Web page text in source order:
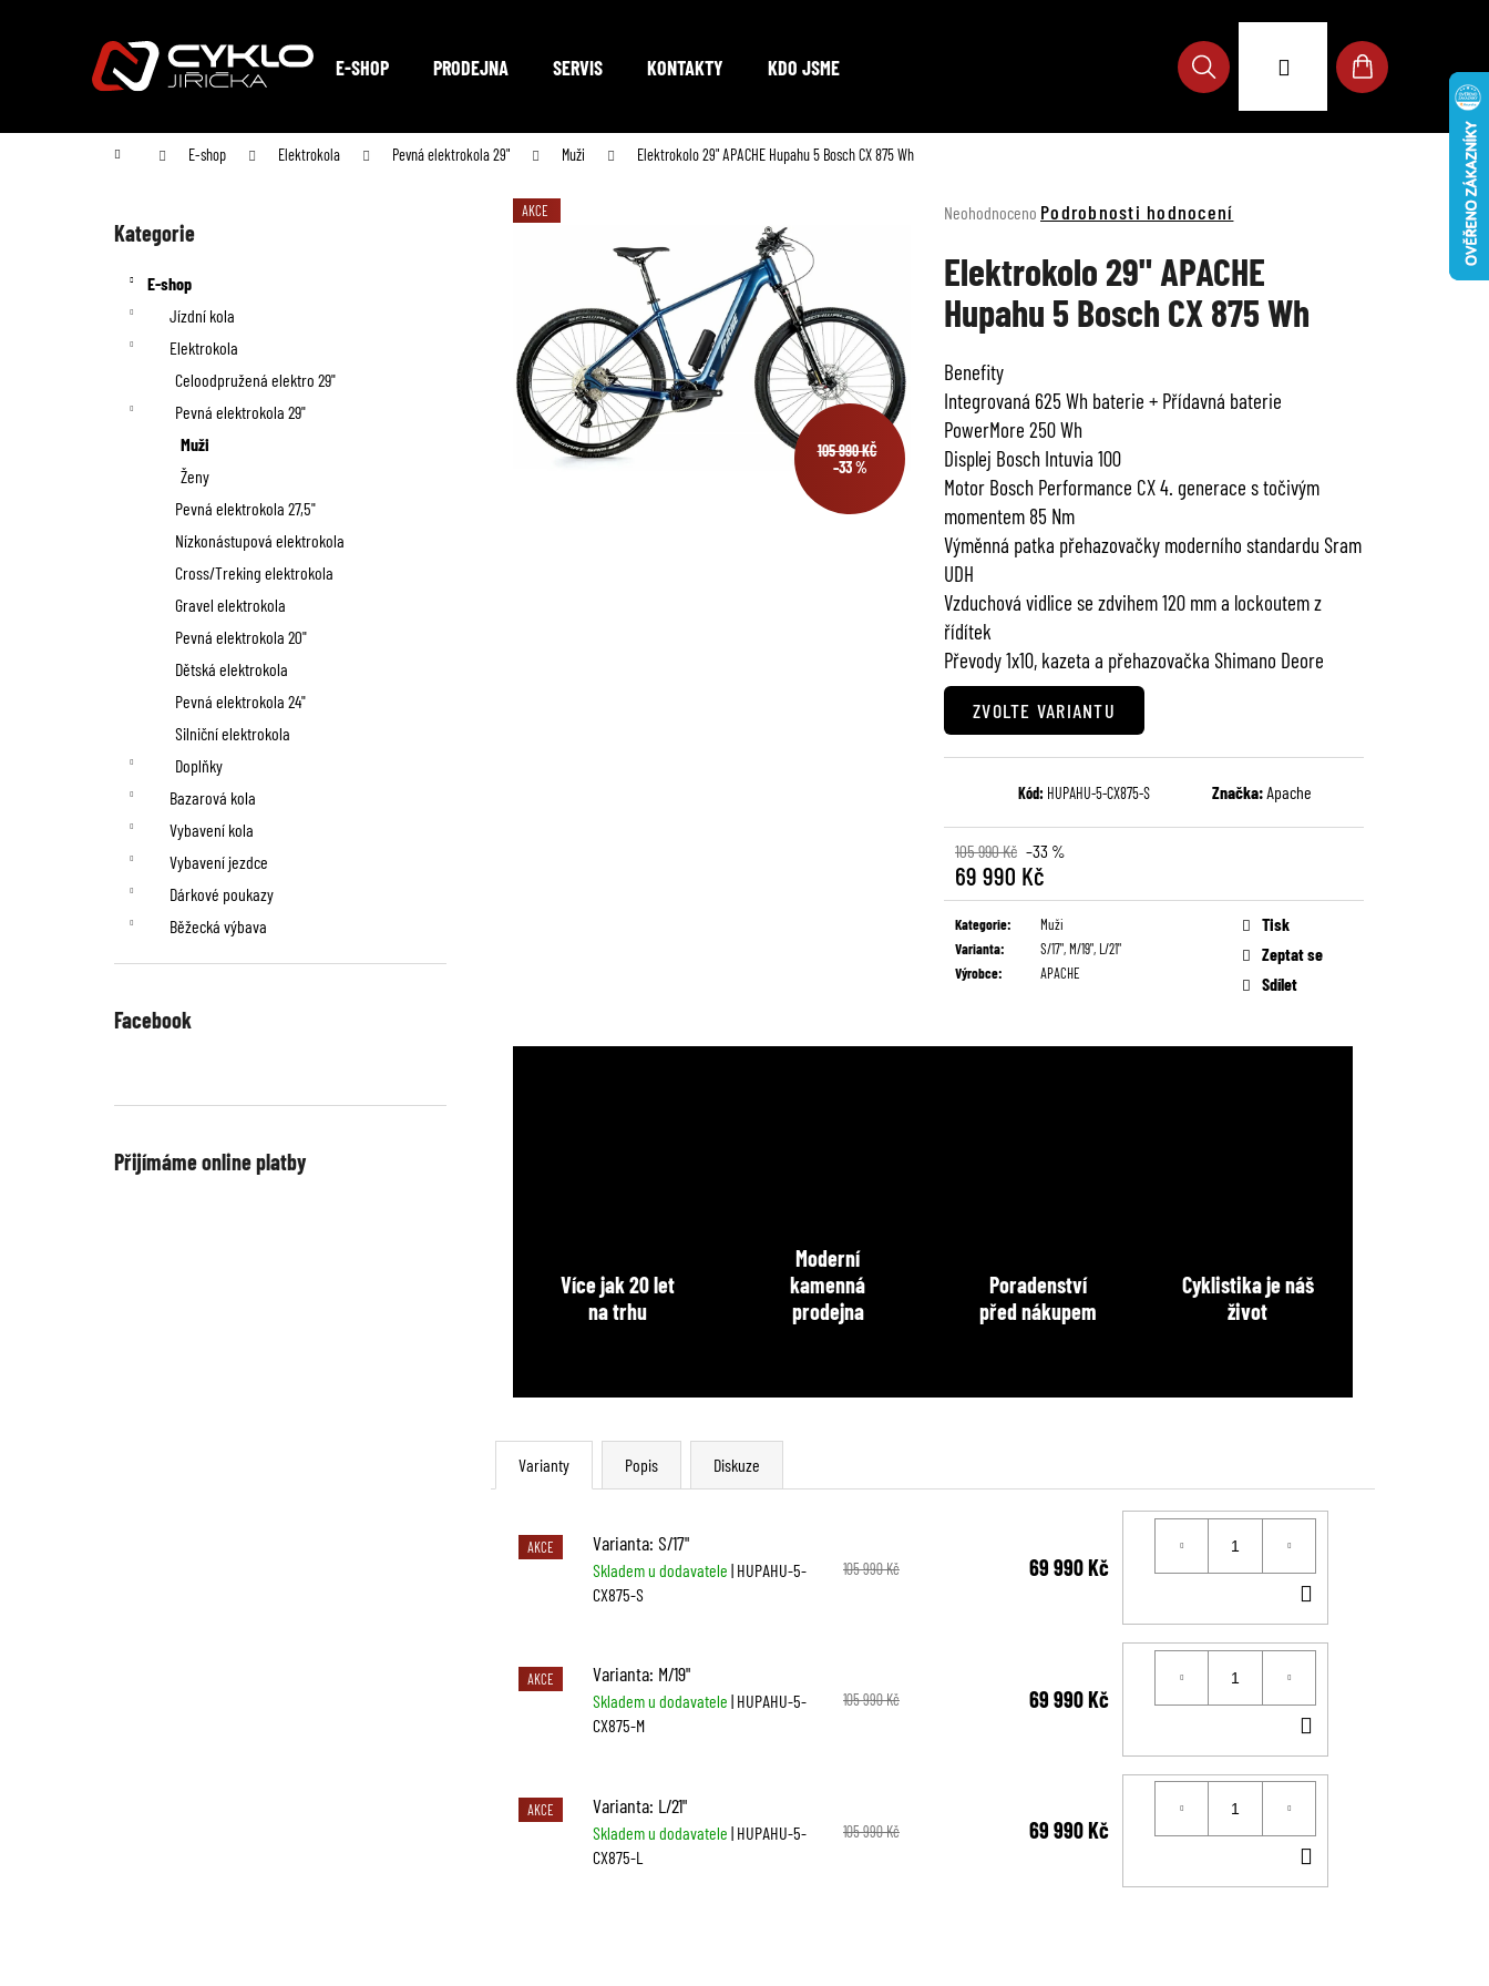
E-SHOP PRODEJNA SERVIS KONTAKTY KDO JSME
Hledat
Přihlášení
Nákupní
Domů E-shop Elektrokola Pevná elektrokola 29" Muži Elektrokolo 29" APACHE Hupahu 5 Bosch CX 875 Wh
Přeskočit
Kategorie
E-shop
Jízdní kola
Elektrokola
Celoodpružená elektro 29"
Pevná elektrokola 29"
Muži
Ženy
Pevná elektrokola 27,5"
Nízkonástupová elektrokola
Cross/Treking elektrokola
Gravel elektrokola
Pevná elektrokola 20"
Dětská elektrokola
Pevná elektrokola 24"
Silniční elektrokola
Doplňky
Bazarová kola
Vybavení kola
Vybavení jezdce
Dárkové poukazy
Běžecká výbava
Facebook
Přijímáme online platby
Průměrné
produktu
je
0,0
z
hvězdiček.
Neohodnoceno Podrobnosti hodnocení
Elektrokolo 29" APACHE
Hupahu 5 Bosch CX 875 Wh
Benefity
Integrovaná 625 Wh baterie + Přídavná baterie
PowerMore 250 Wh
Displej Bosch Intuvia 100
Motor Bosch Performance CX 4. generace s točivým
momentem 85 Nm
Výměnná patka přehazovačky moderního standardu Sram
UDH
Vzduchová vidlice se zdvihem 120 mm a lockoutem z
řídítek
Převody 1x10, kazeta a přehazovačka Shimano Deore
ZVOLTE VARIANTU
Kód: HUPAHU-5-CX875-S Značka: Apache
105 990 Kč –33 %
69 990 Kč
Měrná
cena:
Kategorie:
Muži
Varianta:
S/17", M/19", L/21"
Výrobce: APACHE
Tisk
Zeptat se
Sdílet
AKCE
105 990 KČ
–33 %
Více jak 20 let
na trhu
Moderní
kamenná
prodejna
Poradenství
před nákupem
Cyklistika je náš
život
Varianty Popis Diskuze
AKCE Varianta: S/17"
Skladem u dodavatele | HUPAHU-5-
CX875-S
105 990 Kč 69 990 Kč
KOŠÍKU
AKCE Varianta: M/19"
Skladem u dodavatele | HUPAHU-5-
CX875-M
105 990 Kč 69 990 Kč
KOŠÍKU
AKCE Varianta: L/21"
Skladem u dodavatele | HUPAHU-5-
CX875-L
105 990 Kč 69 990 Kč
KOŠÍKU
Zpět
Zpět
Co potřebujete najít?
HLEDAT
Doporučujeme